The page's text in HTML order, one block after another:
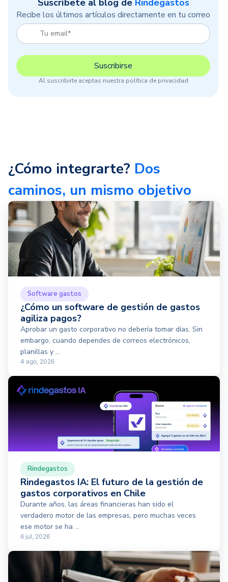
Suscríbete al blog de Rindegastos
Recibe los últimos artículos directamente en tu correo
Al suscribirte aceptas nuestra política de privacidad
¿Cómo integrarte? Dos
caminos, un mismo objetivo
Software gastos
¿Cómo un software de gestión de gastos
agiliza pagos?
Aprobar un gasto corporativo no debería tomar días. Sin
embargo, cuando dependes de correos electrónicos,
planillas y ...
4 ago, 2026
Rindegastos
Rindegastos IA: El futuro de la gestión de
gastos corporativos en Chile
Durante años, las áreas financieras han sido el
verdadero motor de las empresas, pero muchas veces
ese motor se ha ...
6 jul, 2026